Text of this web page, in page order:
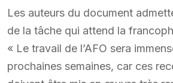
Les auteurs du document
de la tâche qui attend la
« Le travail de l’AFO sera
prochaines semaines, car ces